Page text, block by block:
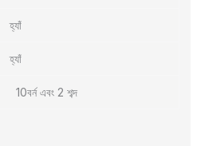
হ্যাঁ
হ্যাঁ
10বর্ন এবং 2 শব্দ